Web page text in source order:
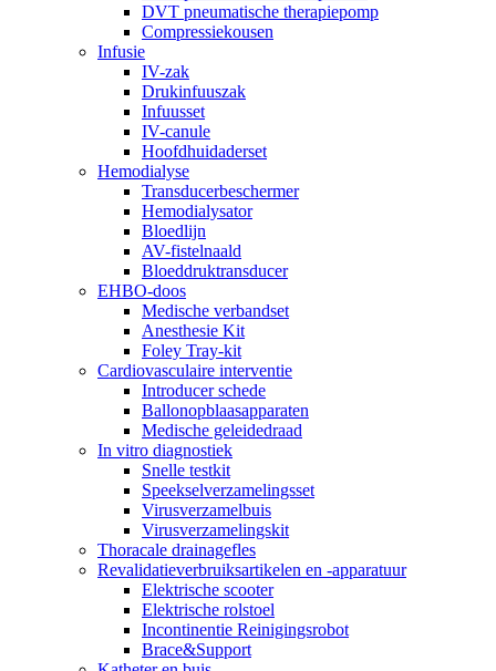
DVT pneumatische therapiepomp
Compressiekousen
Infusie
IV-zak
Drukinfuuszak
Infuusset
IV-canule
Hoofdhuidaderset
Hemodialyse
Transducerbeschermer
Hemodialysator
Bloedlijn
AV-fistelnaald
Bloeddruktransducer
EHBO-doos
Medische verbandset
Anesthesie Kit
Foley Tray-kit
Cardiovasculaire interventie
Introducer schede
Ballonopblaasapparaten
Medische geleidedraad
In vitro diagnostiek
Snelle testkit
Speekselverzamelingsset
Virusverzamelbuis
Virusverzamelingskit
Thoracale drainagefles
Revalidatieverbruiksartikelen en -apparatuur
Elektrische scooter
Elektrische rolstoel
Incontinentie Reinigingsrobot
Brace&Support